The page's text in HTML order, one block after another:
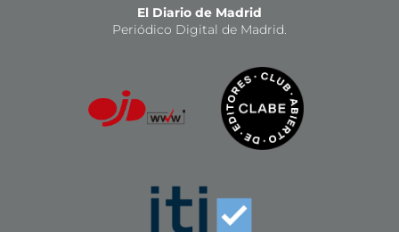
El Diario de Madrid
Periódico Digital de Madrid.